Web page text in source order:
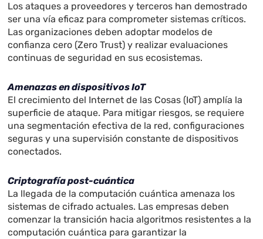
Los ataques a proveedores y terceros han demostrado
ser una vía eficaz para comprometer sistemas críticos.
Las organizaciones deben adoptar modelos de
confianza cero (Zero Trust) y realizar evaluaciones
continuas de seguridad en sus ecosistemas.
Amenazas en dispositivos IoT
El crecimiento del Internet de las Cosas (IoT) amplía la
superficie de ataque. Para mitigar riesgos, se requiere
una segmentación efectiva de la red, configuraciones
seguras y una supervisión constante de dispositivos
conectados.
Criptografía post-cuántica
La llegada de la computación cuántica amenaza los
sistemas de cifrado actuales. Las empresas deben
comenzar la transición hacia algoritmos resistentes a la
computación cuántica para garantizar la